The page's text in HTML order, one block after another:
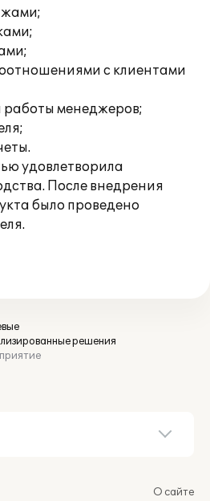
с клиентами
работы менеджеров;
удовлетворила
После внедрения
было проведено
решения
О сайте